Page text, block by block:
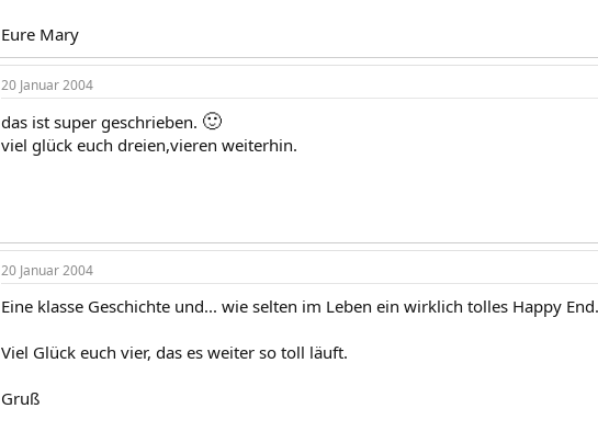
Eure Mary
20 Januar 2004
das ist super geschrieben. 🙂
viel glück euch dreien,vieren weiterhin.
20 Januar 2004
Eine klasse Geschichte und... wie selten im Leben ein wirklich tolles Happy End.
Viel Glück euch vier, das es weiter so toll läuft.
Gruß